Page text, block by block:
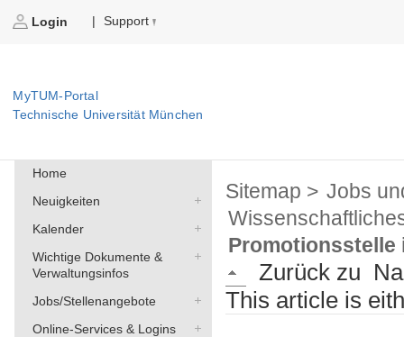
Login | Support
MyTUM-Portal
Technische Universität München
Home
Neuigkeiten
Kalender
Wichtige Dokumente &
Verwaltungsinfos
Jobs/Stellenangebote
Online-Services & Logins
Sitemap > Jobs
Promotionsstelle
Zurück zu
This article is